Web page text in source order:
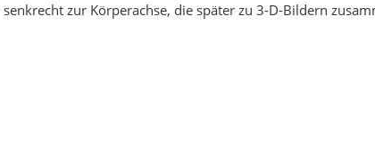
zur Körperachse, die später zu 3-D-Bildern